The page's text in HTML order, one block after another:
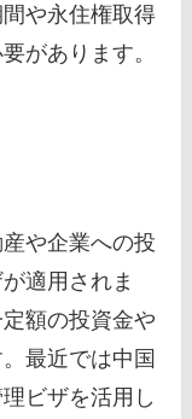
や永住権取得
があります。
や企業への投
適用されま
額の投資金や
最近では中国
ビザを活用し